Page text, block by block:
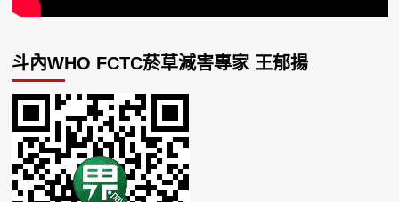
斗內WHO FCTC菸草減害專家 王郁揚